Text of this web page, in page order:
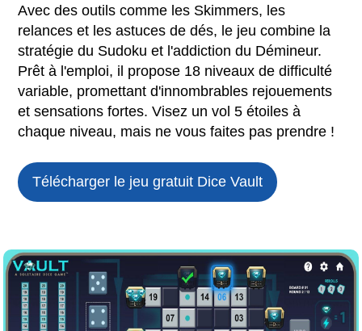
Avec des outils comme les Skimmers, les
relances et les astuces de dés, le jeu combine la
stratégie du Sudoku et l'addiction du Démineur.
Prêt à l'emploi, il propose 18 niveaux de difficulté
variable, promettant d'innombrables rejouements
et sensations fortes. Visez un vol 5 étoiles à
chaque niveau, mais ne vous faites pas prendre !
Télécharger le jeu gratuit Dice Vault